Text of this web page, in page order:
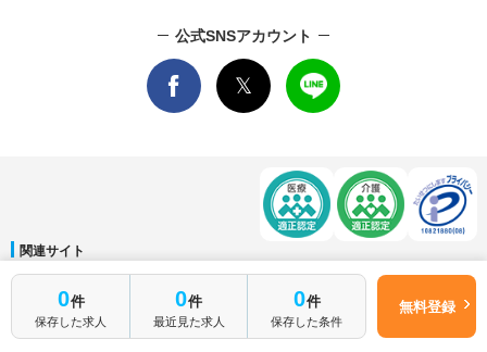
0件
保存した求人
0件
最近見た求人
0件
保存した条件
無料登録
公式SNSアカウント
関連サイト
マイナビDOCTOR│マイナビ看護師│マイナビ薬剤師│マイナビ保育士
運営会社
会社概要│ ご利用規約 個人情報保護方針 サイトマップ│お問い合わせ